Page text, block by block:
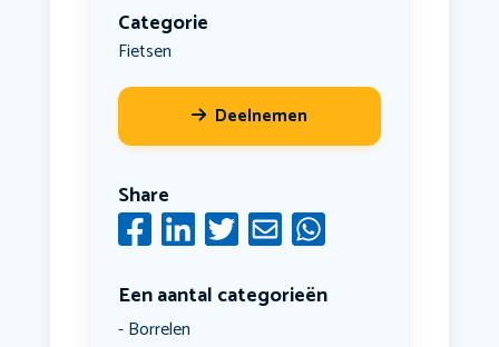
Categorie
Fietsen
Deelnemen
Share
Een aantal categorieën
Borrelen